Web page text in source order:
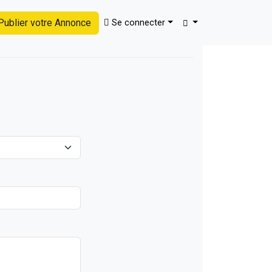
votre Annonce Se connecter